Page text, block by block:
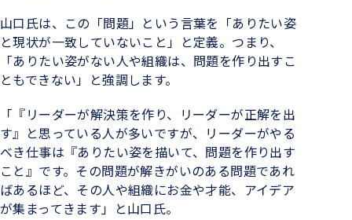
山口氏は、この「問題」という言葉を「ありたい姿
と現状が一致していないこと」と定義。つまり、
「ありたい姿がない人や組織は、問題を作り出すこ
ともできない」と強調します。
「『リーダーが解決策を作り、リーダーが正解を出
す』と思っている人が多いですが、リーダーがやる
べき仕事は『ありたい姿を描いて、問題を作り出す
こと』です。その問題が解きがいのある問題であれ
ばあるほど、その人や組織にお金や才能、アイデア
が集まってきます」と山口氏。